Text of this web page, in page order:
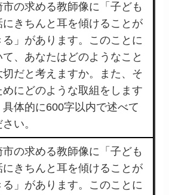
市の求める教師像に「子ども
にきちんと耳を傾けることが
る」があります。このことに
て、あなたはどのようなこと
切だと考えますか。また、そ
めにどのような取組をします
具体的に600字以内で述べて
い。
市の求める教師像に「子ども
にきちんと耳を傾けることが
る」があります。このことに